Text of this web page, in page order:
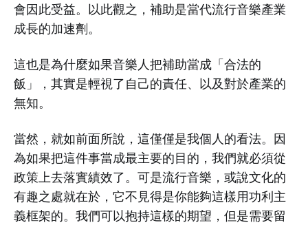
會因此受益。以此觀之，補助是當代流行音樂產業
成長的加速劑。
這也是為什麼如果音樂人把補助當成「合法的
飯」，其實是輕視了自己的責任、以及對於產業的
無知。
當然，就如前面所說，這僅僅是我個人的看法。因
為如果把這件事當成最主要的目的，我們就必須從
政策上去落實績效了。可是流行音樂，或說文化的
有趣之處就在於，它不見得是你能夠這樣用功利主
義框架的。我們可以抱持這樣的期望，但是需要留